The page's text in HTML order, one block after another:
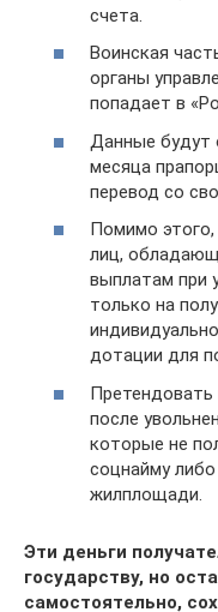
счета.
Воинская
органы
попадает в
Данные будут
месяца
перевод со
Помимо этого,
лиц,
выплатам при
только на
дотации для
Претендовать
после
которые не
соцнайму
жилплощади.
Эти деньги
государству, но
самостоятельно,